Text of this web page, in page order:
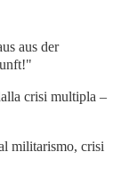
aus der
crisi multipla –
militarismo, crisi